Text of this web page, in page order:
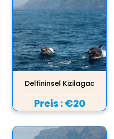
Delfininsel Kizilagac
Preis :€20